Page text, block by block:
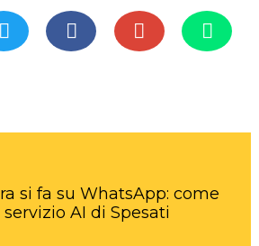
si fa su WhatsApp: come
AI di Spesati